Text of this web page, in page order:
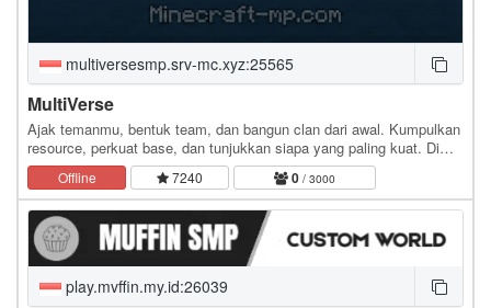
multiversesmp.srv-mc.xyz:25565
MultiVerse
Ajak temanmu, bentuk team, dan bangun clan dari awal. Kumpulkan
resource, perkuat base, dan tunjukkan siapa yang paling kuat. Di
sini bukan cuma soal survive tapi soal…
Offline 7240 0 / 3000
play.mvffin.my.id:26039